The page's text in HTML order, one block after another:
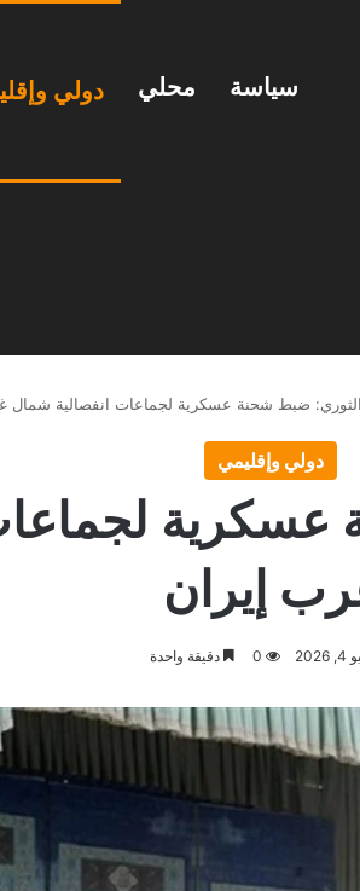
سياسة محلي دولي
ضبط شحنة عسكرية لجماعات انفصالية شمال
دولي وإقليمي
إيران
0 دقيقة واحدة